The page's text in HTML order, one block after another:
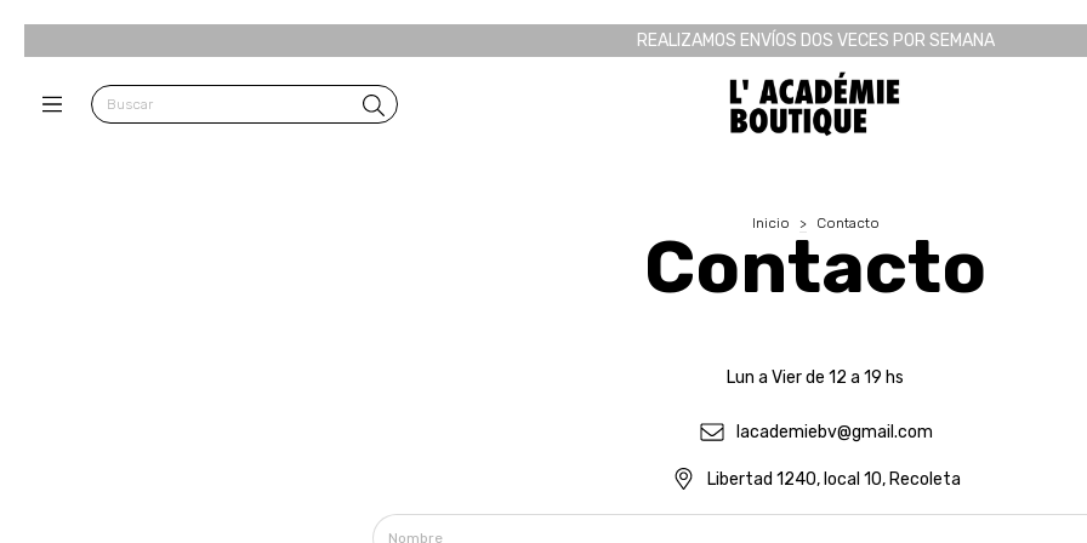
REALIZAMOS ENVÍOS DOS VECES POR SEMANA
Inicio > Contacto
Contacto
Lun a Vier de 12 a 19 hs
lacademiebv@gmail.com
Libertad 1240, local 10, Recoleta